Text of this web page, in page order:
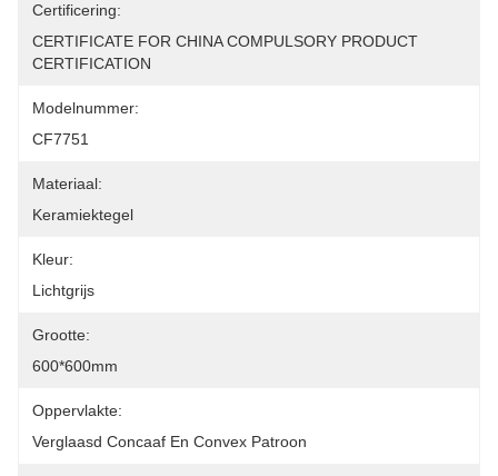
Certificering:
CERTIFICATE FOR CHINA COMPULSORY PRODUCT
CERTIFICATION
Modelnummer:
CF7751
Materiaal:
Keramiektegel
Kleur:
Lichtgrijs
Grootte:
600*600mm
Oppervlakte:
Verglaasd Concaaf En Convex Patroon